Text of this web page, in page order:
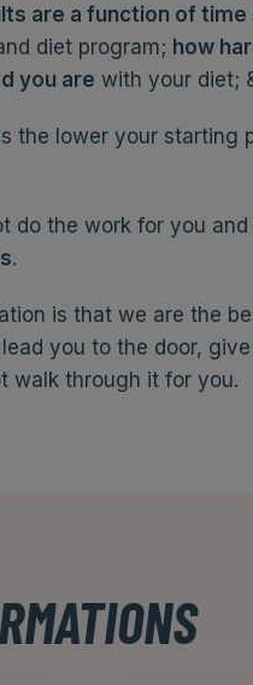
are a function of time
diet program; how
you are with your diet;
the lower your starting
do the work for you
.
is that we are the
you to the door,
walk through it for you.